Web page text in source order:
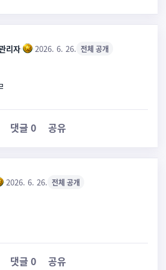
리자· ·2026. 6. 26. 전체 공개
댓글 0 공유
·2026. 6. 26. 전체 공개
댓글 0 공유